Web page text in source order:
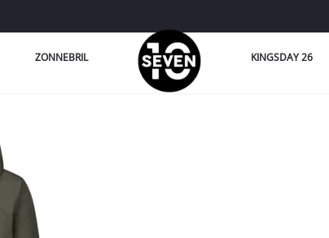
ZONNEBRIL KINGSDAY 26